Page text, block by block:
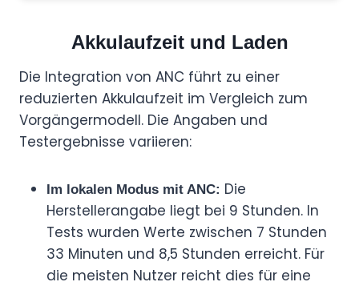
Akkulaufzeit und Laden
Die Integration von ANC führt zu einer
reduzierten Akkulaufzeit im Vergleich zum
Vorgängermodell. Die Angaben und
Testergebnisse variieren:
Im lokalen Modus mit ANC: Die
Herstellerangabe liegt bei 9 Stunden. In
Tests wurden Werte zwischen 7 Stunden
33 Minuten und 8,5 Stunden erreicht. Für
die meisten Nutzer reicht dies für eine